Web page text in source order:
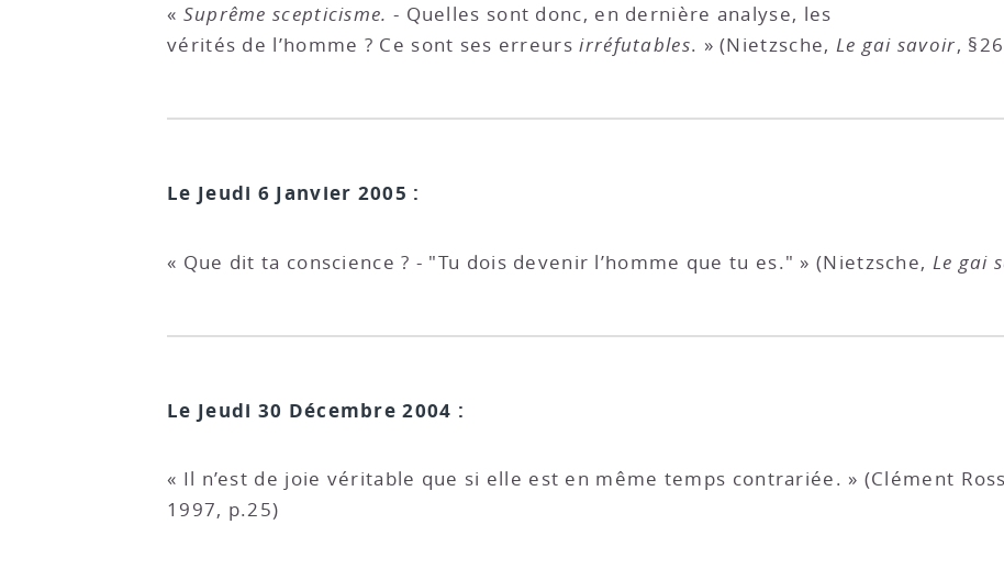
« Suprême scepticisme. - Quelles sont donc, en dernière analyse, les
vérités de l’homme ? Ce sont ses erreursirréfutables. » (Nietzsche, Le gai savoir,
Le Jeudi 6 Janvier 2005 :
« Que dit ta conscience ? - "Tu dois devenir l’homme que tu es." » (Nietzsche, Le gai
Le Jeudi 30 Décembre 2004 :
« Il n’est de joie véritable que si elle est en même temps contrariée. » (Clément
1997, p.25)